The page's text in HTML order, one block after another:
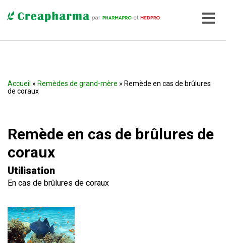
Accueil » Remèdes de grand-mère » Remède en cas de brûlures
de coraux
Remède en cas de brûlures de
coraux
Utilisation
En cas de brûlures de coraux